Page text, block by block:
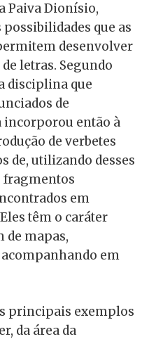
Paiva Dionísio,
que as
desenvolver
letras. Segundo
disciplina que
de
incorporou então à
de verbetes
de, utilizando desses
fragmentos
em
têm o caráter
de mapas,
em
principais exemplos
da área da